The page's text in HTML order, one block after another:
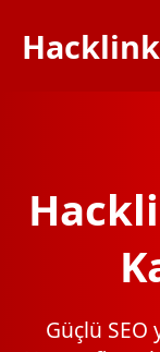
Hacklink
Güçlü SEO